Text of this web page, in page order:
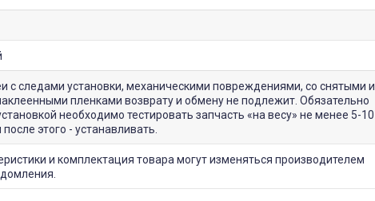
с следами установки, механическими повреждениями, со снятыми и
пленками возврату и обмену не подлежит. Обязательно
необходимо тестировать запчасть «на весу» не менее 5-10
этого - устанавливать.
и комплектация товара могут изменяться производителем